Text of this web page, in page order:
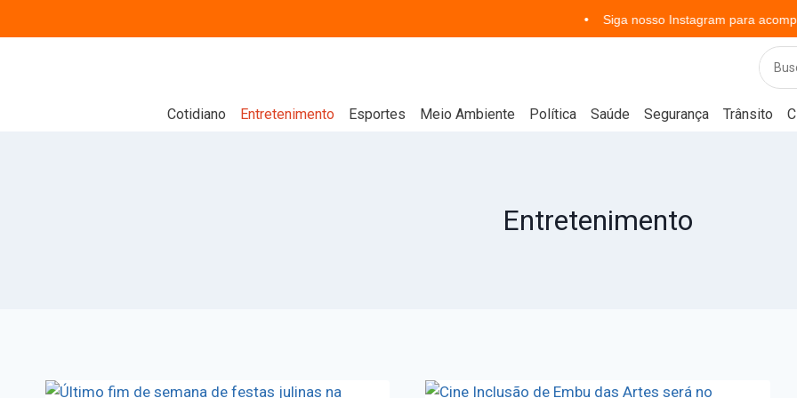
Siga nosso Instagram para acompanhar
Cotidiano Entretenimento Esportes Meio Ambiente Política Saúde Segurança Trânsito
Entretenimento